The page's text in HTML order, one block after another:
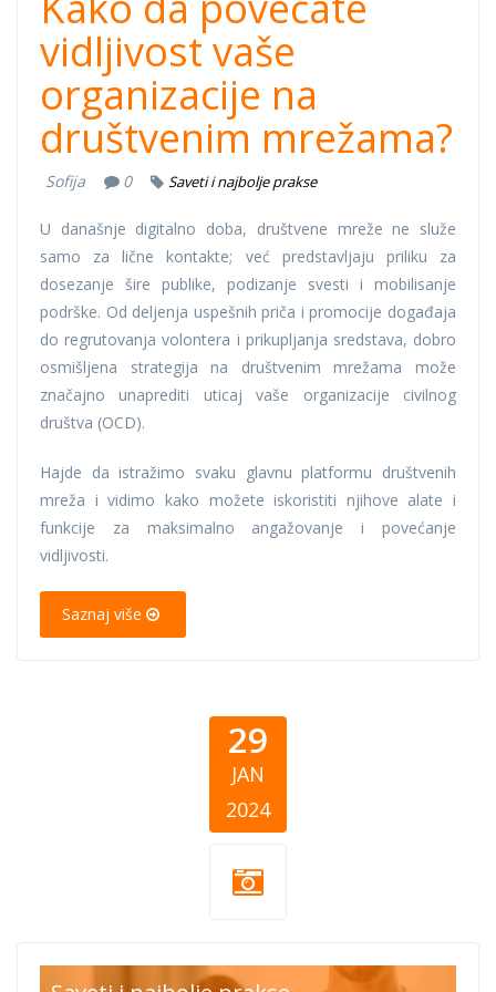
vidljivost vaše
organizacije na
društvenim mrežama?
Sofija 0 Saveti i najbolje prakse
U današnje digitalno doba, društvene mreže ne služe
samo za lične kontakte; već predstavljaju priliku za
dosezanje šire publike, podizanje svesti i mobilisanje
podrške. Od deljenja uspešnih priča i promocije događaja
do regrutovanja volontera i prikupljanja sredstava, dobro
osmišljena strategija na društvenim mrežama može
značajno unaprediti uticaj vaše organizacije civilnog
društva (OCD).
Hajde da istražimo svaku glavnu platformu društvenih
mreža i vidimo kako možete iskoristiti njihove alate i
funkcije za maksimalno angažovanje i povećanje
vidljivosti.
Saznaj više
29
JAN
2024